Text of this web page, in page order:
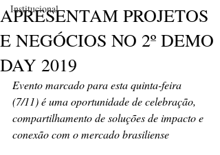
Institucional
APRESENTAM PROJETOS
E NEGÓCIOS NO 2º DEMO
DAY 2019
Evento marcado para esta quinta-feira
(7/11) é uma oportunidade de celebração,
compartilhamento de soluções de impacto e
conexão com o mercado brasiliense